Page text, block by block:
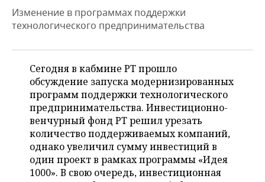
КОРОЛИ ГОСЗАКАЗА ПФО
КОМУ ПРИНАДЛЕЖАТ
ТОРГОВЫЕ ЦЕНТРЫ
ТАТАРСТАНА
ФИНАНСЫ
БЮДЖЕТ
ИНВЕСТИЦИИ
НОВОСТИ
ПРОМЫШЛЕННОСТИ
АГРОПРОМ
МАШИНОСТРОЕНИЕ
НЕФТЕХИМИЯ
НЕФТЬ
ОПК
НЕДВИЖИМОСТЬ
НОВОСТИ АВТО
БИЗНЕС
НОВОСТИ БИЗНЕСА
РОЗНИЧНАЯ ТОРГОВЛЯ
ТРАНСПОРТ
ТЕХНОЛОГИИ
НОВОСТИ ТЕХНОЛОГИЙ
МЕРОПРИЯТИЯ
НОВОСТИ МЕРОПРИЯТИЙ
СПОРТ
Изменение в программах поддержки
технологического предпринимательства
Сегодня в кабмине РТ прошло
обсуждение запуска модернизированных
программ поддержки технологического
предпринимательства. Инвестиционно-
венчурный фонд РТ решил урезать
количество поддерживаемых компаний,
однако увеличил сумму инвестиций в
один проект в рамках программы «Идея
1000». В свою очередь, инвестиционная